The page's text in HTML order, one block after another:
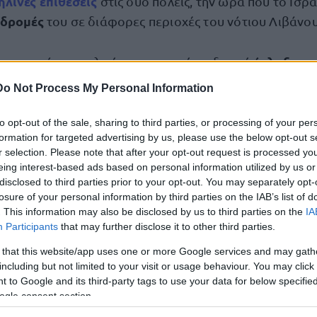
Not Process My Personal Information
opt-out of the sale, sharing to third parties, or processing of your
for targeted advertising by us, please use the below opt-out
selection. Please note that after your opt-out request is processed
interest-based ads based on personal information utilized by us
to third parties prior to your opt-out. You may separately
of your personal information by third parties on the IAB’s list of
This information may also be disclosed by us to third parties on the
Participants that may further disclose it to other third parties.
that this website/app uses one or more Google services and may
but not limited to your visit or usage behaviour. You may
to Google and its third-party tags to use your data for below
consent section.
του σε διάφορες περιοχές του νότιου
ισραηλινή αεροπορική επιδρομήέπληξε
Δημοσιογράφος του Γαλλικού Πρακτορείου
ανέσυραν δύο σορούς από το αυτοκίνητο.
στόχος «ενός εχθρικού drone… σκοτώνοντας
στο φλεγόμενο όχημα», σύμφωνα με το Εθνικό
Αγγλικών σε μόνο 2 ημέρες στα